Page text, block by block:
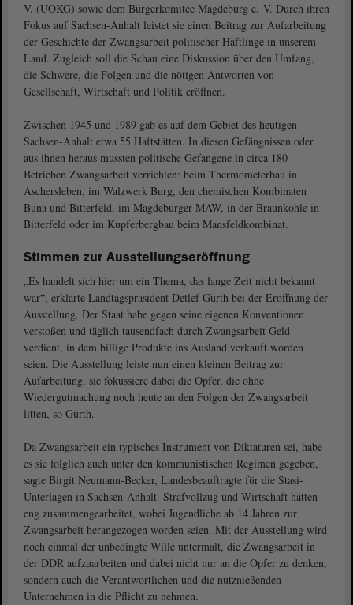
V. (UOKG) sowie dem Bürgerkomitee Magdeburg e. V. Durch ihren
Fokus auf Sachsen-Anhalt leistet sie einen Beitrag zur Aufarbeitung
der Geschichte der Zwangsarbeit politischer Häftlinge in unserem
Land. Zugleich soll die Schau eine Diskussion über den Umfang,
die Schwere, die Folgen und die nötigen Antworten von
Gesellschaft, Wirtschaft und Politik eröffnen.
Zwischen 1945 und 1989 gab es auf dem Gebiet des heutigen
Sachsen-Anhalt etwa 55 Haftstätten. In diesen Gefängnissen oder
aus ihnen heraus mussten politische Gefangene in circa 180
Betrieben Zwangsarbeit verrichten: beim Thermometerbau in
Aschersleben, im Walzwerk Burg, den chemischen Kombinaten
Buna und Bitterfeld, im Magdeburger MAW, in der Braunkohle in
Bitterfeld oder im Kupferbergbau beim Mansfeldkombinat.
Stimmen zur Ausstellungseröffnung
„Es handelt sich hier um ein Thema, das lange Zeit nicht bekannt
war“, erklärte Landtagspräsident Detlef Gürth bei der Eröffnung der
Ausstellung. Der Staat habe gegen seine eigenen Konventionen
verstoßen und täglich tausendfach durch Zwangsarbeit Geld
verdient, in dem billige Produkte ins Ausland verkauft worden
seien. Die Ausstellung leiste nun einen kleinen Beitrag zur
Aufarbeitung, sie fokussiere dabei die Opfer, die ohne
Wiedergutmachung noch heute an den Folgen der Zwangsarbeit
litten, so Gürth.
Da Zwangsarbeit ein typisches Instrument von Diktaturen sei, habe
es sie folglich auch unter den kommunistischen Regimen gegeben,
sagte Birgit Neumann-Becker, Landesbeauftragte für die Stasi-
Unterlagen in Sachsen-Anhalt. Strafvollzug und Wirtschaft hätten
eng zusammengearbeitet, wobei Jugendliche ab 14 Jahren zur
Zwangsarbeit herangezogen worden seien. Mit der Ausstellung wird
noch einmal der unbedingte Wille untermalt, die Zwangsarbeit in
der DDR aufzuarbeiten und dabei nicht nur an die Opfer zu denken,
sondern auch die Verantwortlichen und die nutznießenden
Unternehmen in die Pflicht zu nehmen.